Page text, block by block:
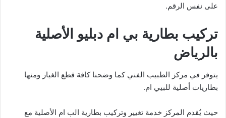
على نفس الرقم.
تركيب بطارية بي ام دبليو الأصلية
بالرياض
يتوفر في مركز الطبيب الفني كما وضحنا كافة قطع الغيار ومنها
بطاريات أصلية للبيي ام.
حيث يُقدم المركز خدمة تغيير وتركيب بطارية الب ام الأصلية مع